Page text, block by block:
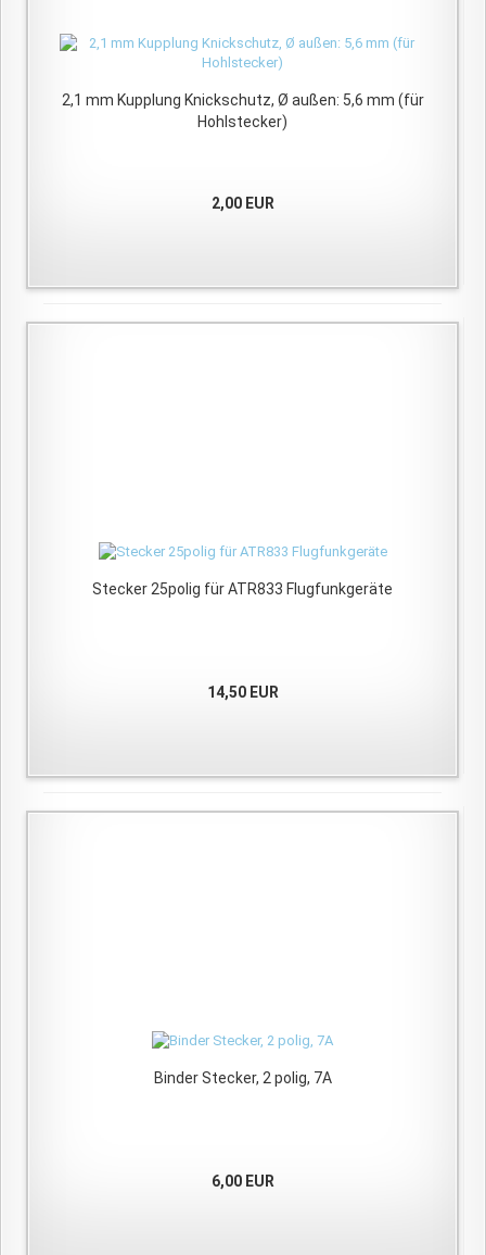
2,1 mm Kupplung Knickschutz, Ø außen: 5,6 mm (für
Hohlstecker)
2,00 EUR
Stecker 25polig für ATR833 Flugfunkgeräte
14,50 EUR
Binder Stecker, 2 polig, 7A
6,00 EUR